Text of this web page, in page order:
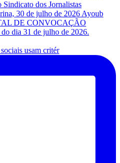
usam critér